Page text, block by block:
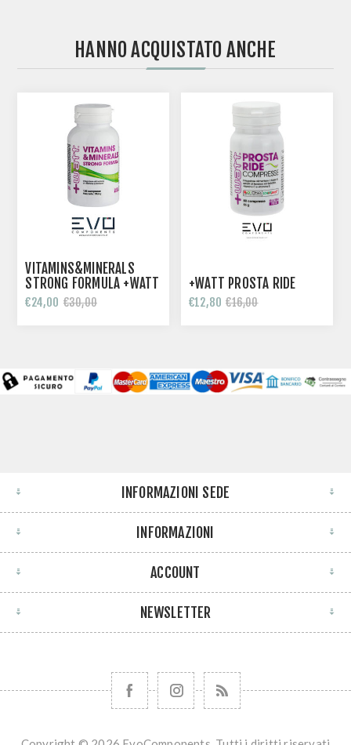
HANNO ACQUISTATO ANCHE
VITAMINS&MINERALS
STRONG FORMULA +WATT
120 COMPRESSE
€24,00 €30,00
+WATT PROSTA RIDE
€12,80 €16,00
INFORMAZIONI SEDE
INFORMAZIONI
ACCOUNT
NEWSLETTER